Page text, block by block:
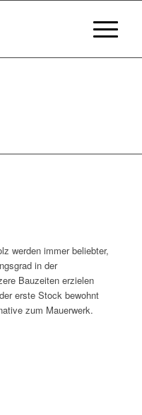
werden immer beliebter,
in der
Bauzeiten erzielen
erste Stock bewohnt
zum Mauerwerk.